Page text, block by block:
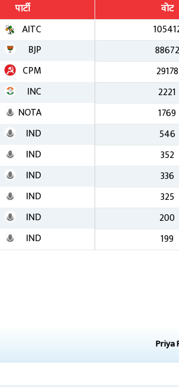
पार्टी
वोट
AITC
BJP
88672
CPM
29178
INC
2221
NOTA
1769
IND
546
IND
352
IND
336
IND
325
IND
200
IND 199
Priya